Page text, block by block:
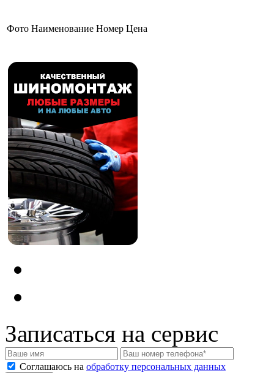
Фото Наименование Номер Цена
Записаться на сервис
Соглашаюсь на обработку персональных данных